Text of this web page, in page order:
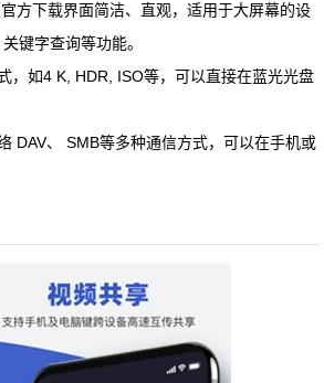
方下载界面简洁、直观，适用于大屏幕的设
键字查询等功能。
如4 K, HDR, ISO等，可以直接在蓝光光盘
、 SMB等多种通信方式，可以在手机或